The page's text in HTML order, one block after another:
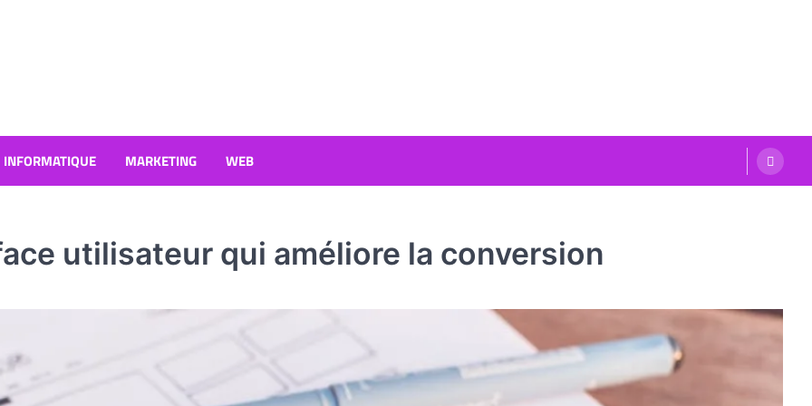
INFORMATIQUE MARKETING WEB
utilisateur qui améliore la conversion